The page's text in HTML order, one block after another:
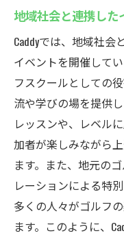
地域社会と連携した
Caddyでは、地域社
イベントを開催して
フスクールとしての
流や学びの場を提供
レッスンや、レベル
加者が楽しみながら
ます。また、地元の
レーションによる特
多くの人々がゴルフ
ます。このように、